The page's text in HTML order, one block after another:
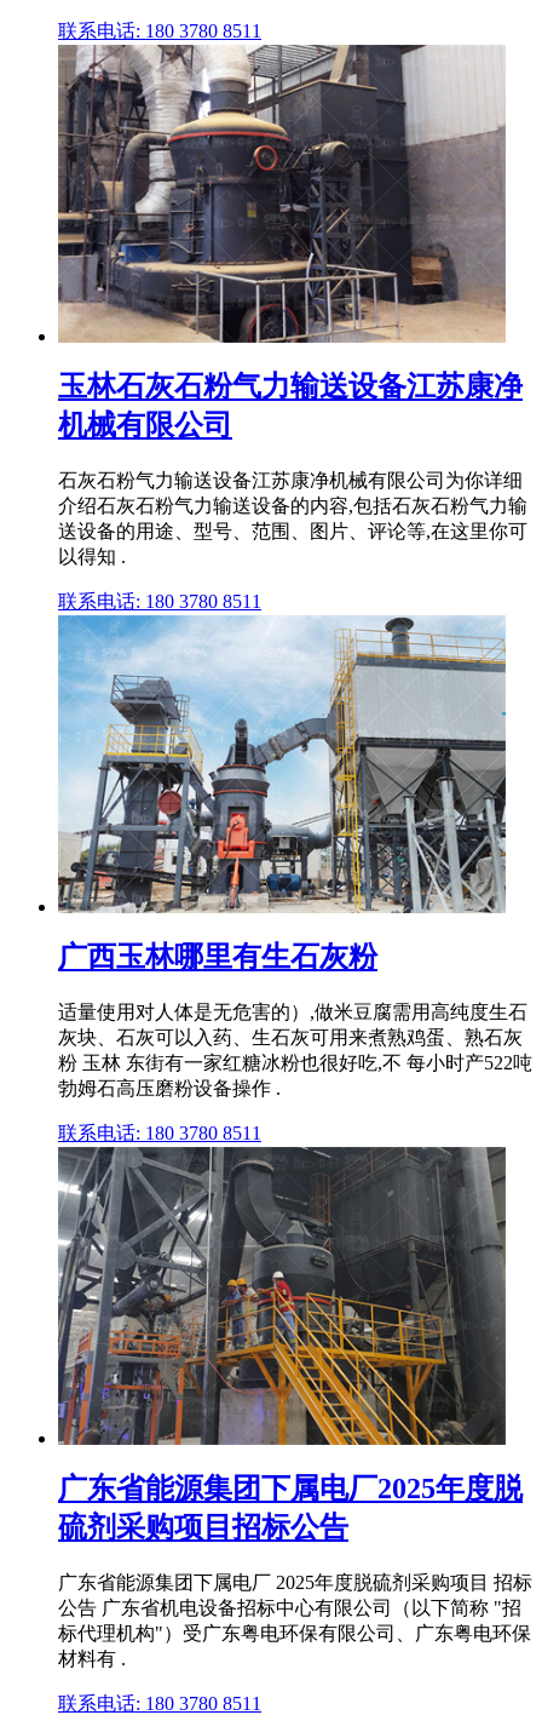
联系电话: 180 3780 8511
玉林石灰石粉气力输送设备江苏康净
机械有限公司
石灰石粉气力输送设备江苏康净机械有限公司为你详细
介绍石灰石粉气力输送设备的内容,包括石灰石粉气力输
送设备的用途、型号、范围、图片、评论等,在这里你可
以得知 .
联系电话: 180 3780 8511
广西玉林哪里有生石灰粉
适量使用对人体是无危害的）,做米豆腐需用高纯度生石
灰块、石灰可以入药、生石灰可用来煮熟鸡蛋、熟石灰
粉 玉林 东街有一家红糖冰粉也很好吃,不 每小时产522吨
勃姆石高压磨粉设备操作 .
联系电话: 180 3780 8511
广东省能源集团下属电厂2025年度脱
硫剂采购项目招标公告
广东省能源集团下属电厂 2025年度脱硫剂采购项目 招标
公告 广东省机电设备招标中心有限公司（以下简称 "招
标代理机构"）受广东粤电环保有限公司、广东粤电环保
材料有 .
联系电话: 180 3780 8511